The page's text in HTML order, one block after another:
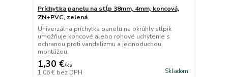
Príchytka panelu na stĺp 38mm, 4mm, koncová,
ZN+PVC, zelená
Univerzálna príchytka panelu na okrúhly stĺpik
umožňuje koncové alebo rohové uchytenie s
ochranou proti vandalizmu a jednoduchou
montážou.
1,30 €/ks
1,06 € bez DPH Skladom